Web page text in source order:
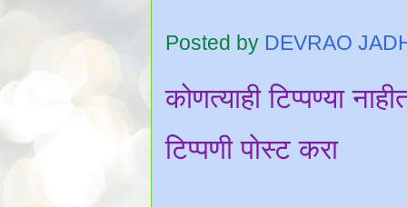
Posted by DEVRAO
कोणत्याही टिप्पण्‍या
टिप्पणी पोस्ट करा